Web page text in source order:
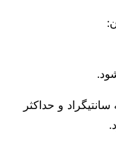
دما بین۱۱ تا ۱۵ درجه سانتیگراد و حداکثر